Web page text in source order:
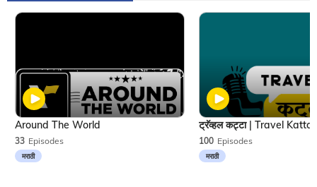
33 Episodes
मराठी
Around The World
100 Episodes
मराठी